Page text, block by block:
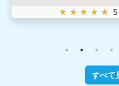
★ ★ ★ ★ ★ 5
すべて